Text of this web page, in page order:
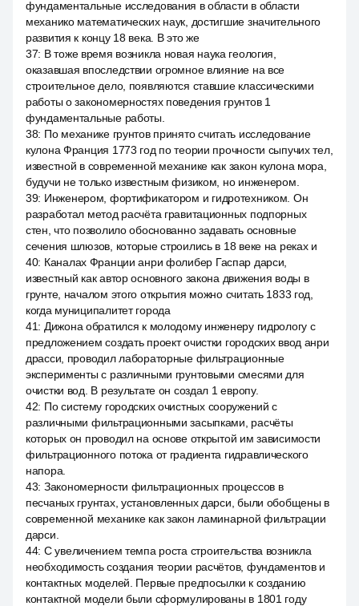
фундаментальные исследования в области в области
механико математических наук, достигшие значительного
развития к концу 18 века. В это же
37: В тоже время возникла новая наука геология,
оказавшая впоследствии огромное влияние на все
строительное дело, появляются ставшие классическими
работы о закономерностях поведения грунтов 1
фундаментальные работы.
38: По механике грунтов принято считать исследование
кулона Франция 1773 год по теории прочности сыпучих тел,
известной в современной механике как закон кулона мора,
будучи не только известным физиком, но инженером.
39: Инженером, фортификатором и гидротехником. Он
разработал метод расчёта гравитационных подпорных
стен, что позволило обоснованно задавать основные
сечения шлюзов, которые строились в 18 веке на реках и
40: Каналах Франции анри фолибер Гаспар дарси,
известный как автор основного закона движения воды в
грунте, началом этого открытия можно считать 1833 год,
когда муниципалитет города
41: Дижона обратился к молодому инженеру гидрологу с
предложением создать проект очистки городских ввод анри
драсси, проводил лабораторные фильтрационные
эксперименты с различными грунтовыми смесями для
очистки вод. В результате он создал 1 европу.
42: По систему городских очистных сооружений с
различными фильтрационными засыпками, расчёты
которых он проводил на основе открытой им зависимости
фильтрационного потока от градиента гидравлического
напора.
43: Закономерности фильтрационных процессов в
песчаных грунтах, установленных дарси, были обобщены в
современной механике как закон ламинарной фильтрации
дарси.
44: С увеличением темпа роста строительства возникла
необходимость создания теории расчётов, фундаментов и
контактных моделей. Первые предпосылки к созданию
контактной модели были сформулированы в 1801 году